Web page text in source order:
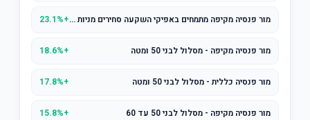
מור פנסיה מקיפה מתמחים באפיקי השקעה סחירים מניות סחיר+23.1%
מור פנסיה מקיפה - מסלול לבני 50 ומטה +18.6%
מור פנסיה כללית - מסלול לבני 50 ומטה +17.8%
מור פנסיה מקיפה - מסלול לבני 50 עד 60 +15.8%